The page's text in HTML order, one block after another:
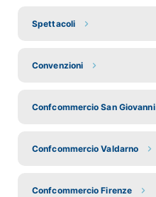
Spettacoli
Convenzioni
Confcommercio San Giovanni
Confcommercio Valdarno
Confcommercio Firenze